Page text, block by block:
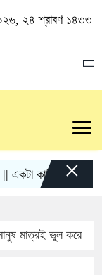
২৪ শ্রাবণ ১৪৩৩
কাঙ্ক্ষিত স্বপ্নের
×
মাত্রই ভুল করে